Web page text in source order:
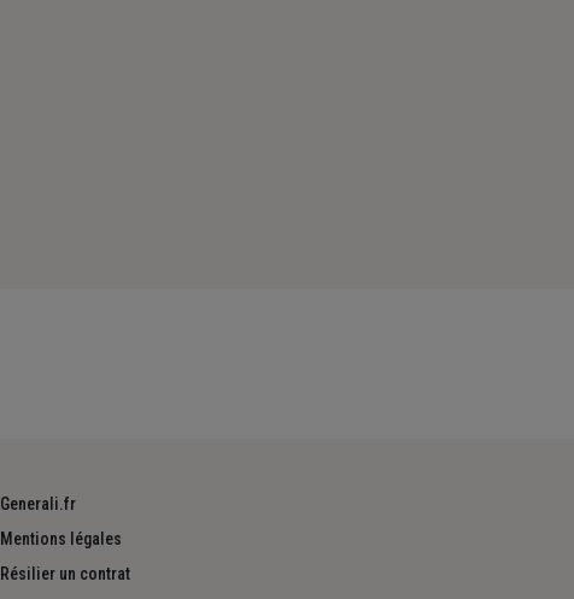
Generali.fr
Mentions légales
Résilier un contrat